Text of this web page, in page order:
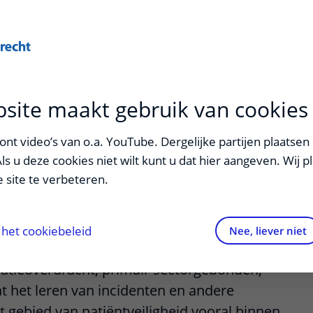
in de gezondheidszorg. Echter,
projecten waren, met uitzondering van
primair sectorgebonden,
het leren van incidenten en andere
maakt gebruik van cookies
video’s van o.a. YouTube. Dergelijke partijen
u deze cookies niet wilt kunt u dat hier aangeven. Wij
site te verbeteren.
cookiebeleid Nee, liever niet